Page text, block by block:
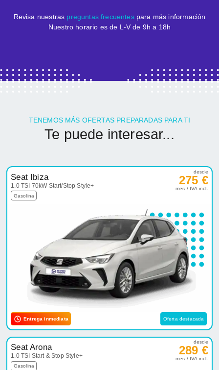
Revisa nuestras preguntas frecuentespara más información
Nuestro horario es de L-V de 9h a 18h
TENEMOS MÁS OFERTAS PREPARADAS PARA TI
Te puede interesar...
Seat Ibiza
1.0 TSI 70kW Start/Stop Style+
Gasolina
desde
275 €
mes / IVA incl.
Entrega inmediata Oferta destacada
Seat Arona
1.0 TSI Start & Stop Style+
Gasolina
desde
289 €
mes / IVA incl.